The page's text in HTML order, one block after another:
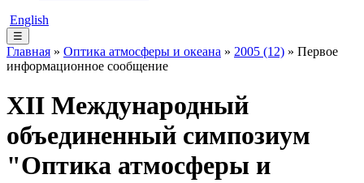
English
☰
Главная » Оптика атмосферы и океана » 2005 (12) » Первое
информационное сообщение
XII Международный
объединенный симпозиум
"Оптика атмосферы и